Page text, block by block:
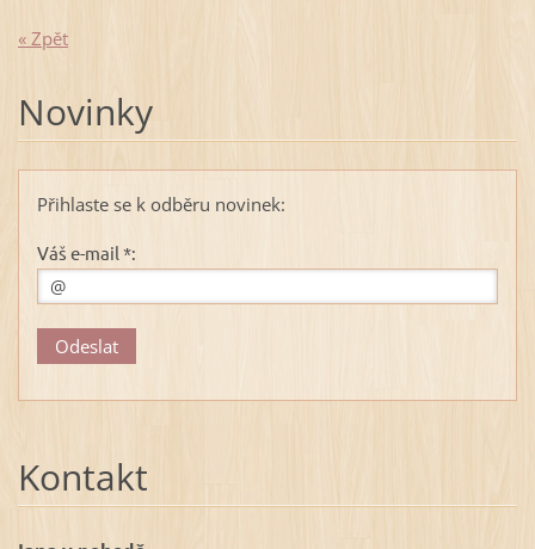
« Zpět
Novinky
Přihlaste se k odběru novinek:
Váš e-mail *:
Kontakt